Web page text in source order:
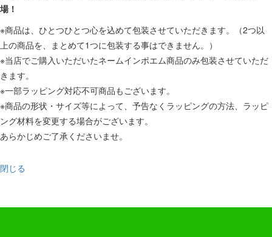
場！
※商品は、ひとつひとつ心を込めて包装させていただきます。（2つ以
上の商品を、まとめて1つに包装する事はできません。）
※当店でご購入いただいたネームインポエム商品のみ包装させていただ
きます。
※一部ラッピング対応不可商品もございます。
※商品の形状・サイズ等によって、予告なくラッピングの方法、ラッピ
ング材料を変更する場合がございます。
あらかじめご了承くださいませ。
閉じる